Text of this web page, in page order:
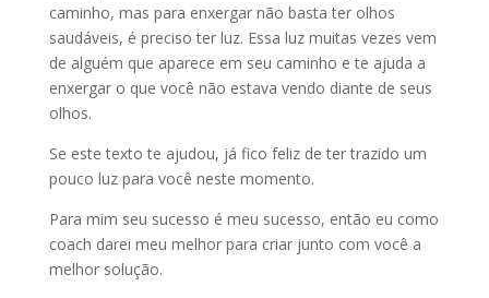
caminho, mas para enxergar não basta ter olhos
saudáveis, é preciso ter luz. Essa luz muitas vezes vem
de alguém que aparece em seu caminho e te ajuda a
enxergar o que você não estava vendo diante de seus
olhos.
Se este texto te ajudou, já fico feliz de ter trazido um
pouco luz para você neste momento.
Para mim seu sucesso é meu sucesso, então eu como
coach darei meu melhor para criar junto com você a
melhor solução.